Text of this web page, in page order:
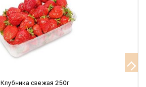
Клубника свежая 250г